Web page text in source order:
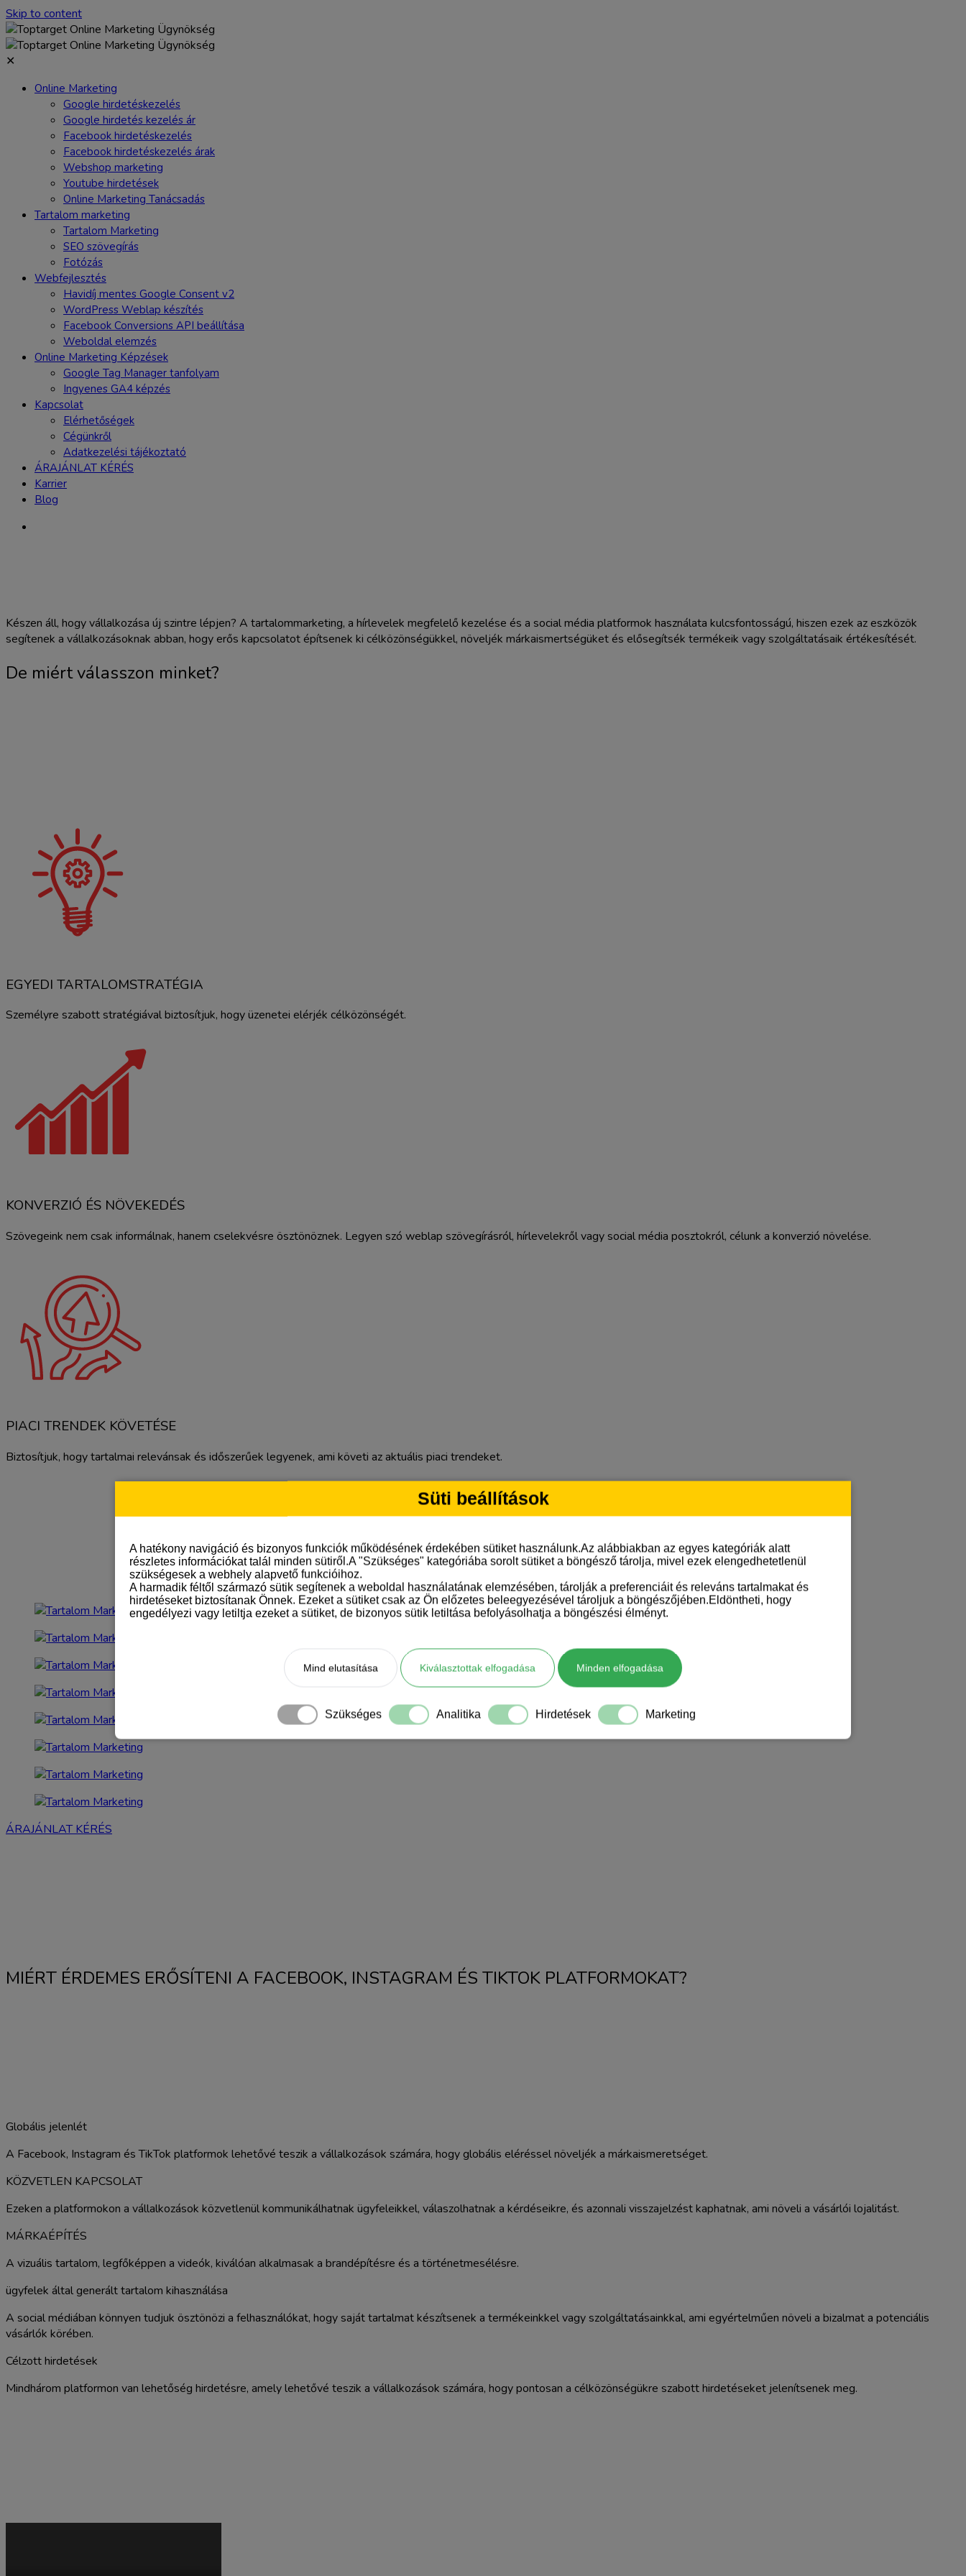
Süti beállítások
A hatékony navigáció és bizonyos funkciók működésének érdekében sütiket használunk.Az alábbiakban az egyes kategóriák alatt
részletes információkat talál minden sütiről.A "Szükséges" kategóriába sorolt sütiket a böngésző tárolja, mivel ezek elengedhetetlenül
szükségesek a webhely alapvető funkcióihoz.
A harmadik féltől származó sütik segítenek a weboldal használatának elemzésében, tárolják a preferenciáit és releváns tartalmakat és
hirdetéseket biztosítanak Önnek. Ezeket a sütiket csak az Ön előzetes beleegyezésével tároljuk a böngészőjében.Eldöntheti, hogy
engedélyezi vagy letiltja ezeket a sütiket, de bizonyos sütik letiltása befolyásolhatja a böngészési élményt.
Mind elutasítása Kiválasztottak elfogadása Minden elfogadása
Szükséges Analitika Hirdetések Marketing
Skip to content
✕
Online Marketing
Google hirdetéskezelés
Google hirdetés kezelés ár
Facebook hirdetéskezelés
Facebook hirdetéskezelés árak
Webshop marketing
Youtube hirdetések
Online Marketing Tanácsadás
Tartalom marketing
Tartalom Marketing
SEO szövegírás
Fotózás
Webfejlesztés
Havidíj mentes Google Consent v2
WordPress Weblap készítés
Facebook Conversions API beállítása
Weboldal elemzés
Online Marketing Képzések
Google Tag Manager tanfolyam
Ingyenes GA4 képzés
Kapcsolat
Elérhetőségek
Cégünkről
Adatkezelési tájékoztató
ÁRAJÁNLAT KÉRÉS
Karrier
Blog
Készen áll, hogy vállalkozása új szintre lépjen? A tartalommarketing, a hírlevelek megfelelő kezelése és a social média platformok használata kulcsfontosságú, hiszen ezek az eszközök
segítenek a vállalkozásoknak abban, hogy erős kapcsolatot építsenek ki célközönségükkel, növeljék márkaismertségüket és elősegítsék termékeik vagy szolgáltatásaik értékesítését.
De miért válasszon minket?
EGYEDI TARTALOMSTRATÉGIA
Személyre szabott stratégiával biztosítjuk, hogy üzenetei elérjék célközönségét.
KONVERZIÓ ÉS NÖVEKEDÉS
Szövegeink nem csak informálnak, hanem cselekvésre ösztönöznek. Legyen szó weblap szövegírásról, hírlevelekről vagy social média posztokról, célunk a konverzió növelése.
PIACI TRENDEK KÖVETÉSE
Biztosítjuk, hogy tartalmai relevánsak és időszerűek legyenek, ami követi az aktuális piaci trendeket.
ÁRAJÁNLAT KÉRÉS
MIÉRT ÉRDEMES ERŐSÍTENI A FACEBOOK, INSTAGRAM ÉS TIKTOK PLATFORMOKAT?
Globális jelenlét
A Facebook, Instagram és TikTok platformok lehetővé teszik a vállalkozások számára, hogy globális eléréssel növeljék a márkaismeretséget.
KÖZVETLEN KAPCSOLAT
Ezeken a platformokon a vállalkozások közvetlenül kommunikálhatnak ügyfeleikkel, válaszolhatnak a kérdéseikre, és azonnali visszajelzést kaphatnak, ami növeli a vásárlói lojalitást.
MÁRKAÉPÍTÉS
A vizuális tartalom, legfőképpen a videók, kiválóan alkalmasak a brandépítésre és a történetmesélésre.
ügyfelek által generált tartalom kihasználása
A social médiában könnyen tudjuk ösztönözi a felhasználókat, hogy saját tartalmat készítsenek a termékeinkkel vagy szolgáltatásainkkal, ami egyértelműen növeli a bizalmat a potenciális
vásárlók körében.
Célzott hirdetések
Mindhárom platformon van lehetőség hirdetésre, amely lehetővé teszik a vállalkozások számára, hogy pontosan a célközönségükre szabott hirdetéseket jelenítsenek meg.